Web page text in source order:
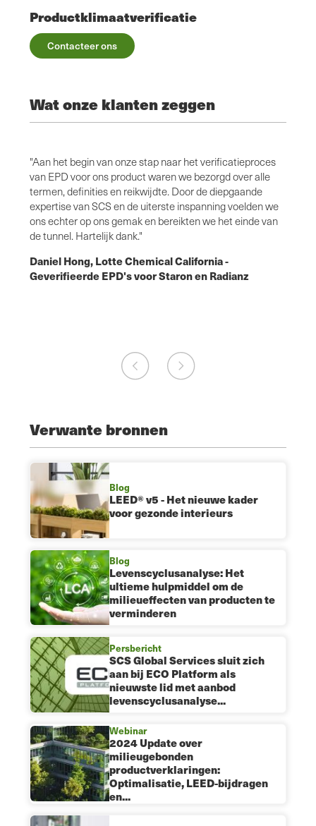
Productklimaatverificatie
Contacteer ons
Wat onze klanten zeggen
"Aan het begin van onze stap naar het verificatieproces
van EPD voor ons product waren we bezorgd over alle
termen, definities en reikwijdte. Door de diepgaande
expertise van SCS en de uiterste inspanning voelden we
ons echter op ons gemak en bereikten we het einde van
de tunnel. Hartelijk dank."
Daniel Hong, Lotte Chemical California -
Geverifieerde EPD's voor Staron en Radianz
Verwante bronnen
Blog
LEED® v5 - Het nieuwe kader
voor gezonde interieurs
Blog
Levenscyclusanalyse: Het
ultieme hulpmiddel om de
milieueffecten van producten te
verminderen
Persbericht
SCS Global Services sluit zich
aan bij ECO Platform als
nieuwste lid met aanbod
levenscyclusanalyse...
Webinar
2024 Update over
milieugebonden
productverklaringen:
Optimalisatie, LEED-bijdragen
en...